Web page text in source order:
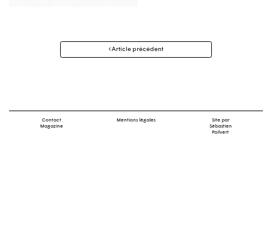
Navigation
Article précédent
Contact
Magazine
Mentions légales
Site par
Sébastien
Poilvert